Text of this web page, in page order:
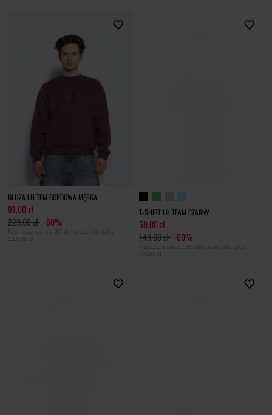
BLUZA LH TEM BORDOWA MĘSKA
91,00 zł
229,00 zł -60%
Najniższa cena z 30 dni przed obniżką
114,00 zł
T-SHIRT LH TEAM CZARNY
59,00 zł
149,00 zł -60%
Najniższa cena z 30 dni przed obniżką
74,00 zł